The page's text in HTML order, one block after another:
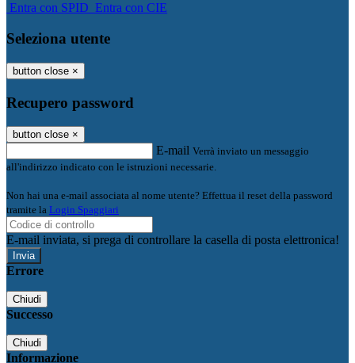
Entra con SPID Entra con CIE
Seleziona utente
button close ×
Recupero password
button close ×
E-mail Verrà inviato un messaggio
all'indirizzo indicato con le istruzioni necessarie.
Non hai una e-mail associata al nome utente? Effettua il reset della password
tramite la Login Spaggiari
E-mail inviata, si prega di controllare la casella di posta elettronica!
Errore
Chiudi
Successo
Chiudi
Informazione